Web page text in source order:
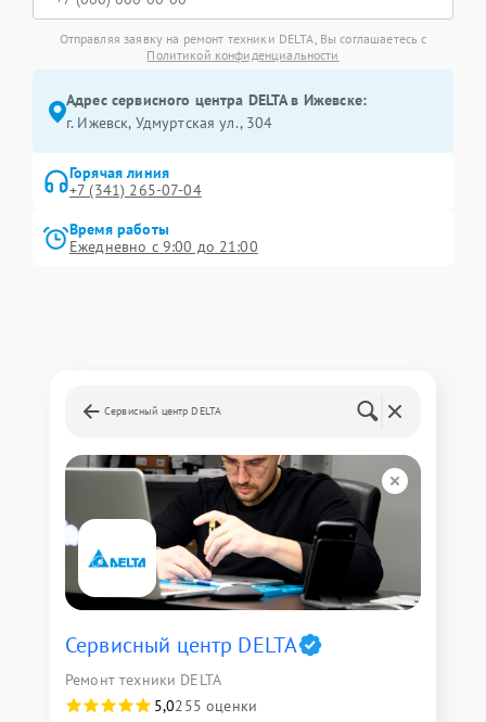
Отправляя заявку на ремонт техники DELTA, Вы соглашаетесь с
Политикой конфиденциальности
Адрес сервисного центра DELTA в Ижевске:
г. Ижевск, Удмуртская ул., 304
Горячая линия
+7 (341) 265-07-04
Время работы
Ежедневно с 9:00 до 21:00
Сервисный центр DELTA
Сервисный центр DELTA
Ремонт техники DELTA
5,0255 оценки